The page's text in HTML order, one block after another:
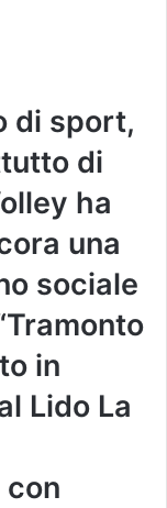
di sport,
di
ha
una
sociale
in
Lido La
con